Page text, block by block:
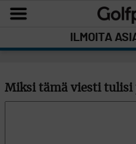
ILMOITA
Miksi tämä viesti tulisi